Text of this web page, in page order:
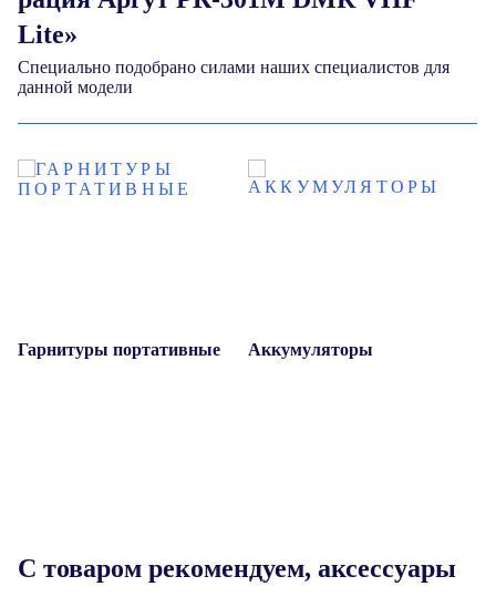
Lite»
Специально подобрано силами наших специалистов для
данной модели
Гарнитуры портативные Аккумуляторы
С товаром рекомендуем, аксессуары